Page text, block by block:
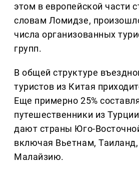
этом в европейской части
словам Ломидзе,
числа организованных
групп.
В общей структуре
туристов из Китая
Еще примерно 25%
путешественники из
дают страны Юго-
включая Вьетнам,
Малайзию.